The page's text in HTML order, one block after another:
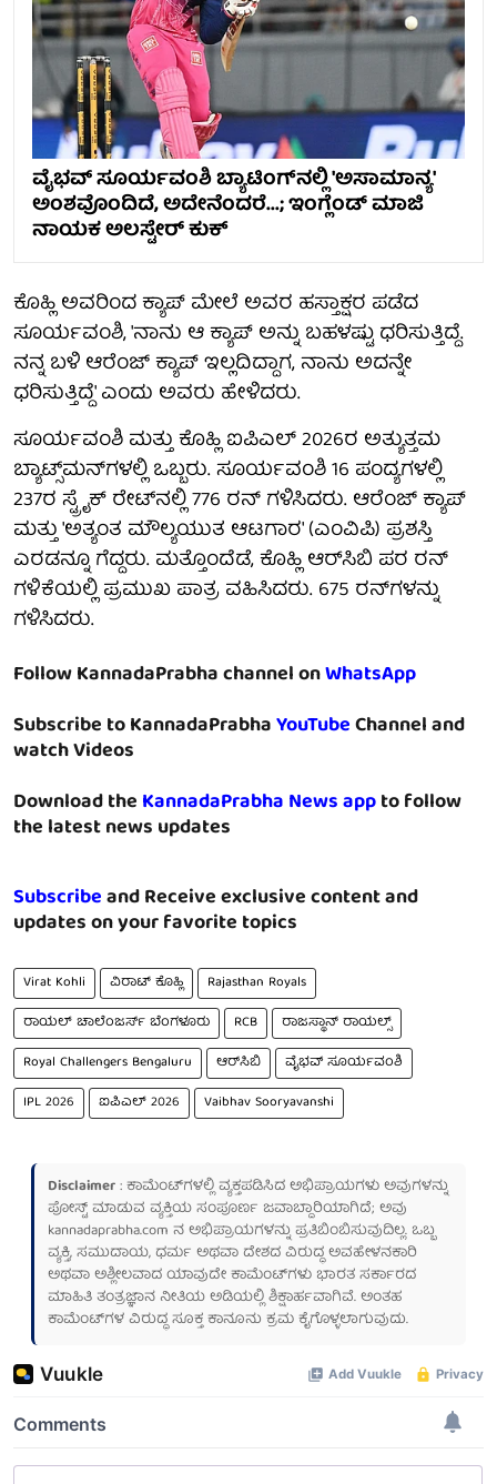
ವೈಭವ್ ಸೂರ್ಯವಂಶಿ ಬ್ಯಾಟಿಂಗ್‌ನಲ್ಲಿ 'ಅಸಾಮಾನ್ಯ'
ಅಂಶವೊಂದಿದೆ, ಅದೇನೆಂದರೆ...; ಇಂಗ್ಲೆಂಡ್‌ ಮಾಜಿ
ನಾಯಕ ಅಲಸ್ಟೇರ್ ಕುಕ್
ಕೊಹ್ಲಿ ಅವರಿಂದ ಕ್ಯಾಪ್ ಮೇಲೆ ಅವರ ಹಸ್ತಾಕ್ಷರ ಪಡೆದ
ಸೂರ್ಯವಂಶಿ, 'ನಾನು ಆ ಕ್ಯಾಪ್ ಅನ್ನು ಬಹಳಷ್ಟು ಧರಿಸುತ್ತಿದ್ದೆ.
ನನ್ನ ಬಳಿ ಆರೆಂಜ್ ಕ್ಯಾಪ್ ಇಲ್ಲದಿದ್ದಾಗ, ನಾನು ಅದನ್ನೇ
ಧರಿಸುತ್ತಿದ್ದೆ' ಎಂದು ಅವರು ಹೇಳಿದರು.
ಸೂರ್ಯವಂಶಿ ಮತ್ತು ಕೊಹ್ಲಿ ಐಪಿಎಲ್ 2026ರ ಅತ್ಯುತ್ತಮ
ಬ್ಯಾಟ್ಸ್‌ಮನ್‌ಗಳಲ್ಲಿ ಒಬ್ಬರು. ಸೂರ್ಯವಂಶಿ 16 ಪಂದ್ಯಗಳಲ್ಲಿ
237ರ ಸ್ಟ್ರೈಕ್ ರೇಟ್‌ನಲ್ಲಿ 776 ರನ್ ಗಳಿಸಿದರು. ಆರೆಂಜ್ ಕ್ಯಾಪ್
ಮತ್ತು 'ಅತ್ಯಂತ ಮೌಲ್ಯಯುತ ಆಟಗಾರ' (ಎಂವಿಪಿ) ಪ್ರಶಸ್ತಿ
ಎರಡನ್ನೂ ಗೆದ್ದರು. ಮತ್ತೊಂದೆಡೆ, ಕೊಹ್ಲಿ ಆರ್‌ಸಿಬಿ ಪರ ರನ್
ಗಳಿಕೆಯಲ್ಲಿ ಪ್ರಮುಖ ಪಾತ್ರ ವಹಿಸಿದರು. 675 ರನ್‌ಗಳನ್ನು
ಗಳಿಸಿದರು.
Follow KannadaPrabha channel onWhatsApp
Subscribe to KannadaPrabhaYouTubeChannel and
watch Videos
Download theKannadaPrabha News appto follow
the latest news updates
Subscribeand Receive exclusive content and
updates on your favorite topics
Virat Kohli ವಿರಾಟ್ ಕೊಹ್ಲಿ
Rajasthan Royals
ರಾಯಲ್ ಚಾಲೆಂಜರ್ಸ್ ಬೆಂಗಳೂರು
RCB
ರಾಜಸ್ಥಾನ್ ರಾಯಲ್ಸ್
Royal Challengers Bengaluru
ಆರ್‌ಸಿಬಿ
ವೈಭವ್ ಸೂರ್ಯವಂಶಿ
IPL 2026
ಐಪಿಎಲ್ 2026 Vaibhav Sooryavanshi
Disclaimer: ಕಾಮೆಂಟ್‌ಗಳಲ್ಲಿ ವ್ಯಕ್ತಪಡಿಸಿದ ಅಭಿಪ್ರಾಯಗಳು ಅವುಗಳನ್ನು
ಪೋಸ್ಟ್ ಮಾಡುವ ವ್ಯಕ್ತಿಯ ಸಂಪೂರ್ಣ ಜವಾಬ್ದಾರಿಯಾಗಿದೆ; ಅವು
kannadaprabha.com ನ ಅಭಿಪ್ರಾಯಗಳನ್ನು ಪ್ರತಿಬಿಂಬಿಸುವುದಿಲ್ಲ. ಒಬ್ಬ
ವ್ಯಕ್ತಿ, ಸಮುದಾಯ, ಧರ್ಮ ಅಥವಾ ದೇಶದ ವಿರುದ್ಧ ಅವಹೇಳನಕಾರಿ
ಅಥವಾ ಅಶ್ಲೀಲವಾದ ಯಾವುದೇ ಕಾಮೆಂಟ್‌ಗಳು ಭಾರತ ಸರ್ಕಾರದ
ಮಾಹಿತಿ ತಂತ್ರಜ್ಞಾನ ನೀತಿಯ ಅಡಿಯಲ್ಲಿ ಶಿಕ್ಷಾರ್ಹವಾಗಿವೆ. ಅಂತಹ
ಕಾಮೆಂಟ್‌ಗಳ ವಿರುದ್ಧ ಸೂಕ್ತ ಕಾನೂನು ಕ್ರಮ ಕೈಗೊಳ್ಳಲಾಗುವುದು.